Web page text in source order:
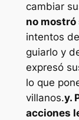
cambiar
no
intentos
guiarlo y
expresó
lo que
villanos.y.
acciones